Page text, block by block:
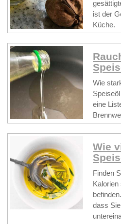
ist der
Küche.
Wie
eine
Wie
Finden
Kalorien
dass